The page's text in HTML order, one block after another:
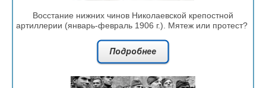
Восстание нижних чинов Николаевской крепостной
артиллерии (январь-февраль 1906 г.). Мятеж или протест?